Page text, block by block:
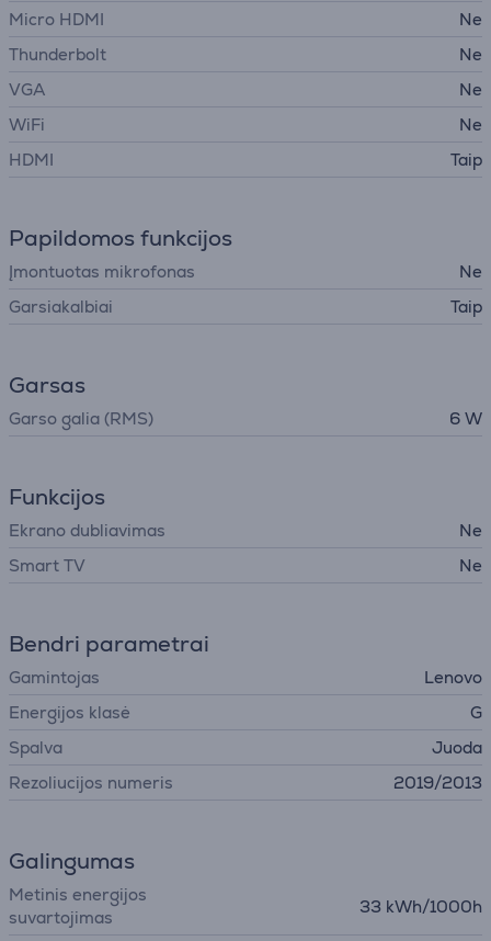
Micro HDMI
Ne
Thunderbolt
Ne
VGA
Ne
WiFi
Ne
HDMI
Taip
Papildomos funkcijos
Įmontuotas mikrofonas
Ne
Garsiakalbiai
Taip
Garsas
Garso galia (RMS) 6 W
Funkcijos
Ekrano dubliavimas
Ne
Smart TV
Ne
Bendri parametrai
Gamintojas
Lenovo
Energijos klasė
G
Spalva
Juoda
Rezoliucijos numeris
2019/2013
Galingumas
Metinis energijos
suvartojimas
33 kWh/1000h